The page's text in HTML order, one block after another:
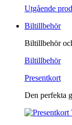
Utgående
Biltillbehör
Biltillbehör
Biltillbehör
Presentkort
Den perfekta